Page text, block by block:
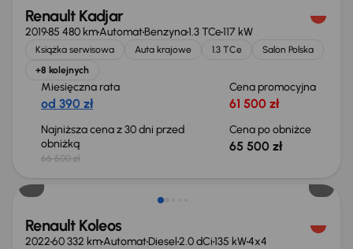
Renault Kadjar
201985 480 kmAutomatBenzyna1.3 TCe117 kW
Książka serwisowa Auta krajowe 1.3 TCe
Salon Polska
+8 kolejnych
Miesięczna rata
od 390 zł
Cena promocyjna
61 500 zł
Najniższa cena z 30 dni przed
obniżką
66 500 zł
Cena po obniżce
65 500 zł
Renault Koleos
202260 332 kmAutomatDiesel2.0 dCi135 kW4x4